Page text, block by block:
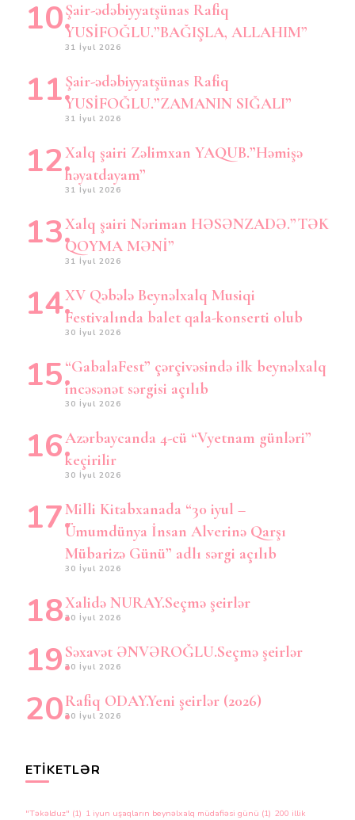
Şair-ədəbiyyatşünas Rafiq
YUSİFOĞLU.”BAĞIŞLA, ALLAHIM”
31 İyul 2026
Şair-ədəbiyyatşünas Rafiq
YUSİFOĞLU.”ZAMANIN SIĞALI”
31 İyul 2026
Xalq şairi Zəlimxan YAQUB.”Həmişə
həyatdayam”
31 İyul 2026
Xalq şairi Nəriman HƏSƏNZADƏ.”TƏK
QOYMA MƏNİ”
31 İyul 2026
XV Qəbələ Beynəlxalq Musiqi
Festivalında balet qala-konserti olub
30 İyul 2026
“GabalaFest” çərçivəsində ilk beynəlxalq
incəsənət sərgisi açılıb
30 İyul 2026
Azərbaycanda 4-cü “Vyetnam günləri”
keçirilir
30 İyul 2026
Milli Kitabxanada “30 iyul –
Ümumdünya İnsan Alverinə Qarşı
Mübarizə Günü” adlı sərgi açılıb
30 İyul 2026
Xalidə NURAY.Seçmə şeirlər
30 İyul 2026
Səxavət ƏNVƏROĞLU.Seçmə şeirlər
30 İyul 2026
Rafiq ODAY.Yeni şeirlər (2026)
30 İyul 2026
ETIKETLƏR
"Təkəlduz" (1) 1 iyun uşaqların beynəlxalq müdafiəsi günü (1) 200 illik